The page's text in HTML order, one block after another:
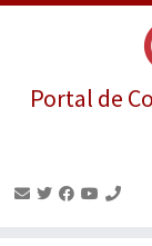
Portal de